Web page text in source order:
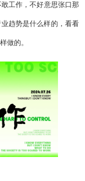
工作，不好意思张口那
趋势是什么样的，看看
做的。